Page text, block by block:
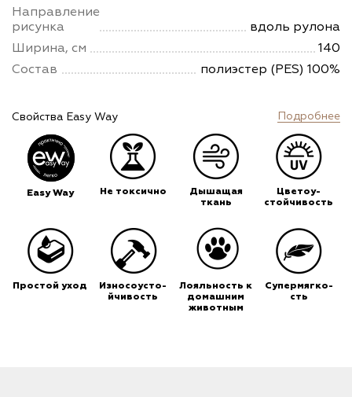
Направление
рисунка
вдоль рулона
Ширина, см
140
Состав
полиэстер (PES) 100%
Свойства Easy Way Подробнее
Easy Way Не токсично
Дышащая
ткань
Цветоу-
стойчивость
Простой уход
Износоусто-
йчивость
Лояльность к
домашним
животным
Супермягко-
сть